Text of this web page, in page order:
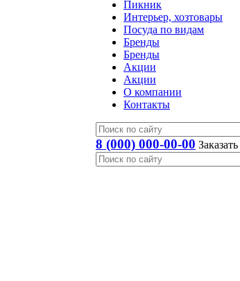
Пикник
Интерьер, хозтовары
Посуда по видам
Бренды
Бренды
Акции
Акции
О компании
Контакты
8 (000) 000-00-00